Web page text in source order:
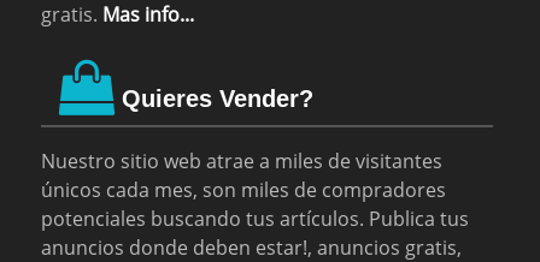
gratis. Mas info...
Quieres Vender?
Nuestro sitio web atrae a miles de visitantes
únicos cada mes, son miles de compradores
potenciales buscando tus artículos. Publica tus
anuncios donde deben estar!, anuncios gratis,